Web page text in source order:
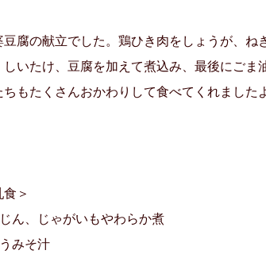
腐の献立でした。鶏ひき肉をしょうが、ね
しいたけ、豆腐を加えて煮込み、最後にごま
ちもたくさんおかわりして食べてくれました
＞
ん、じゃがいもやわらか煮
みそ汁